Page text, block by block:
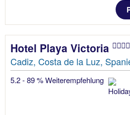
Hotel Playa Victoria
Cadiz, Costa de la Luz,
5.2 - 89 % Weiterempfehlung